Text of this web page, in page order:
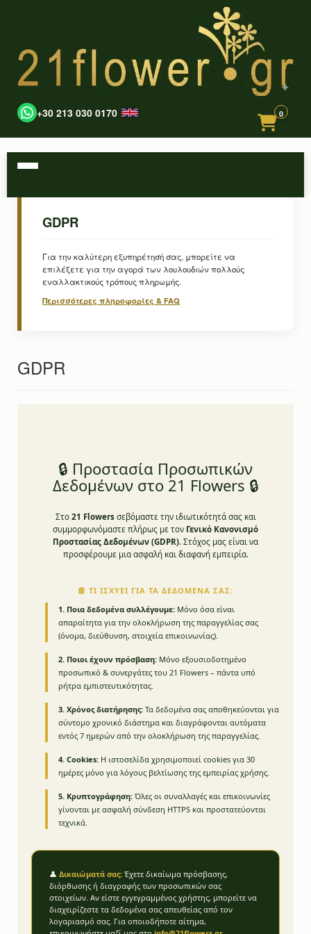
+30 213 030 0170 0
GDPR
Για την καλύτερη εξυπηρέτησή σας, μπορείτε να
επιλέξετε για την αγορά των λουλουδιών πολλούς
εναλλακτικούς τρόπους πληρωμής.
Περισσότερες πληροφορίες & FAQ
GDPR
🔒 Προστασία Προσωπικών
Δεδομένων στο 21 Flowers 🔒
Στο 21 Flowersσεβόμαστε την ιδιωτικότητά σας και
συμμορφωνόμαστε πλήρως με τον Γενικό Κανονισμό
Προστασίας Δεδομένων (GDPR). Στόχος μας είναι να
προσφέρουμε μια ασφαλή και διαφανή εμπειρία.
📘 ΤΙ ΙΣΧΎΕΙ ΓΙΑ ΤΑ ΔΕΔΟΜΈΝΑ ΣΑΣ:
1. Ποια δεδομένα συλλέγουμε: Μόνο όσα είναι
απαραίτητα για την ολοκλήρωση της παραγγελίας σας
(όνομα, διεύθυνση, στοιχεία επικοινωνίας).
2. Ποιοι έχουν πρόσβαση: Μόνο εξουσιοδοτημένο
προσωπικό & συνεργάτες του 21 Flowers – πάντα υπό
ρήτρα εμπιστευτικότητας.
3. Χρόνος διατήρησης: Τα δεδομένα σας αποθηκεύονται για
σύντομο χρονικό διάστημα και διαγράφονται αυτόματα
εντός 7 ημερών από την ολοκλήρωση της παραγγελίας.
4. Cookies: Η ιστοσελίδα χρησιμοποιεί cookies για 30
ημέρες μόνο για λόγους βελτίωσης της εμπειρίας χρήσης.
5. Κρυπτογράφηση: Όλες οι συναλλαγές και επικοινωνίες
γίνονται με ασφαλή σύνδεση HTTPS και προστατεύονται
τεχνικά.
👤 Δικαιώματά σας: Έχετε δικαίωμα πρόσβασης,
διόρθωσης ή διαγραφής των προσωπικών σας
στοιχείων. Αν είστε εγγεγραμμένος χρήστης, μπορείτε να
διαχειρίζεστε τα δεδομένα σας απευθείας από τον
λογαριασμό σας. Για οποιοδήποτε αίτημα,